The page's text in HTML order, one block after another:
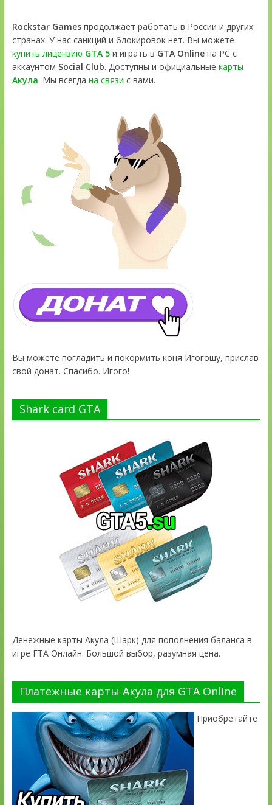
Rockstar Gamesпродолжает работать в России и других
странах. У нас санкций и блокировок нет. Вы можете
купить лицензию GTA 5и играть в GTA Onlineна PC с
аккаунтом Social Club. Доступны и официальные карты
Акула. Мы всегда на связи с вами.
Вы можете погладить и покормить коня Игогошу, прислав
свой донат. Спасибо. Игого!
Shark card GTA
Денежные карты Акула (Шарк) для пополнения баланса в
игре ГТА Онлайн. Большой выбор, разумная цена.
Платёжные карты Акула для GTA Online
Приобретайте